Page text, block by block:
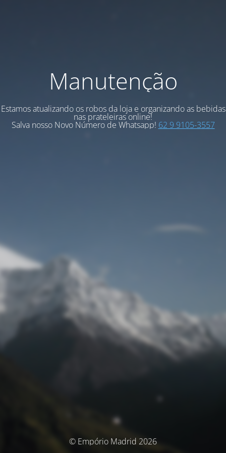
Manutenção
Estamos atualizando os robos da loja e organizando as bebidas
nas prateleiras online!
Salva nosso Novo Número de Whatsapp! 62 9 9105-3557
© Empório Madrid 2026